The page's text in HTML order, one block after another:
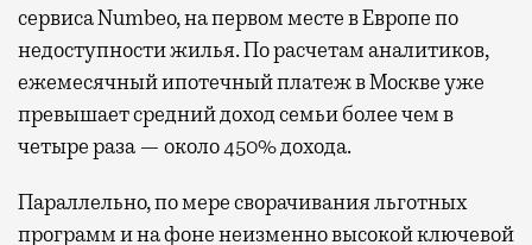
сервиса Numbeo, на первом месте в Европе по
недоступности жилья. По расчетам аналитиков,
ежемесячный ипотечный платеж в Москве уже
превышает средний доход семьи более чем в
четыре раза — около 450% дохода.
Параллельно, по мере сворачивания льготных
программ и на фоне неизменно высокой ключевой